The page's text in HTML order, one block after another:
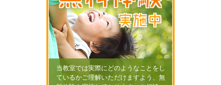
実施中
当教室では実際にどのようなことをし
ているかご理解いただけますよう、無